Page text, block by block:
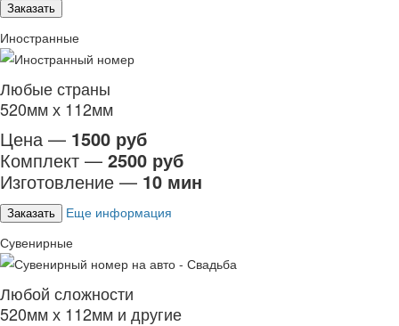
Заказать
Иностранные
Любые страны
520мм х 112мм
Цена — 1500 руб
Комплект — 2500 руб
Изготовление — 10 мин
Заказать
Еще информация
Сувенирные
Любой сложности
520мм х 112мм и другие